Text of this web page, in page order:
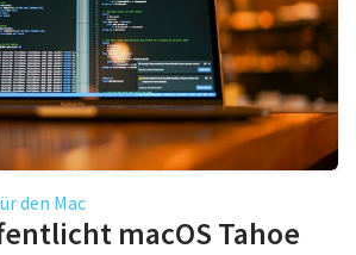
den Mac
macOS Tahoe